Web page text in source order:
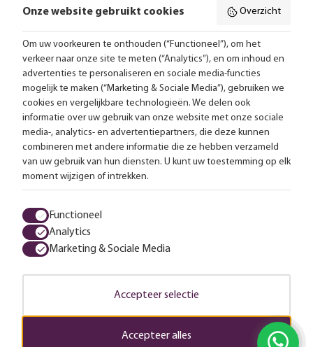
Volg ons online:
Gratis bezorging vanaf 99,-
Advies op maat
Meer dan 25.000 lampen op voorraad
4.57 uit 2853 reviews
Algemene voorwaarden
Onze website gebruikt cookies Overzicht
Om uw voorkeuren te onthouden (“Functioneel”), om het
verkeer naar onze site te meten (“Analytics”), en om inhoud en
advertenties te personaliseren en sociale media-functies
mogelijk te maken (“Marketing & Sociale Media”), gebruiken we
cookies en vergelijkbare technologieën. We delen ook
informatie over uw gebruik van onze website met onze sociale
media-, analytics- en advertentiepartners, die deze kunnen
combineren met andere informatie die ze hebben verzameld
van uw gebruik van hun diensten. U kunt uw toestemming op elk
moment wijzigen of intrekken.
Functioneel
Analytics
Marketing & Sociale Media
Accepteer selectie
Accepteer alles